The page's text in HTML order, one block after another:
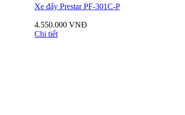
Xe đẩy Prestar PF-301C-P
4.550.000 VNĐ
Chi tiết